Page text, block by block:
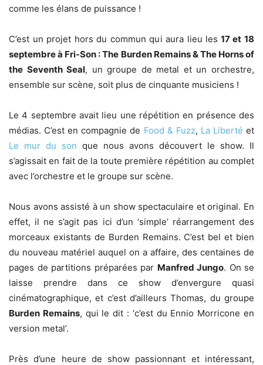
comme les élans de puissance !
C’est un projet hors du commun qui aura lieu les 17 et 18
septembre à Fri-Son : The Burden Remains & The Horns of
the Seventh Seal, un groupe de metal et un orchestre,
ensemble sur scène, soit plus de cinquante musiciens !
Le 4 septembre avait lieu une répétition en présence des
médias. C’est en compagnie de Food & Fuzz, La Liberté et
Le mur du son que nous avons découvert le show. Il
s’agissait en fait de la toute première répétition au complet
avec l’orchestre et le groupe sur scène.
Nous avons assisté à un show spectaculaire et original. En
effet, il ne s’agit pas ici d’un ‘simple’ réarrangement des
morceaux existants de Burden Remains. C’est bel et bien
du nouveau matériel auquel on a affaire, des centaines de
pages de partitions préparées par Manfred Jungo. On se
laisse prendre dans ce show d’envergure quasi
cinématographique, et c’est d’ailleurs Thomas, du groupe
Burden Remains, qui le dit : ‘c’est du Ennio Morricone en
version metal’.
Près d’une heure de show passionnant et intéressant,